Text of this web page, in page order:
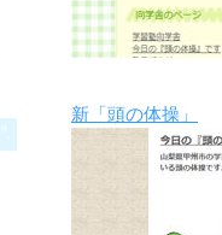
新「頭の体操」